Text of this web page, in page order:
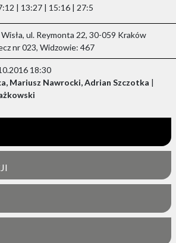
| 13:27 | 15:16 | 27:5
ul. Reymonta 22, 30-059 Kraków
nr 023, Widzowie: 467
18:30
Mariusz Nawrocki, Adrian Szczotka |